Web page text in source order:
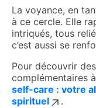
La voyance, en
à ce cercle. Elle
intriqués, tous
c’est aussi se
Pour découvrir
complémentaires
self-care : votre
spirituel
.